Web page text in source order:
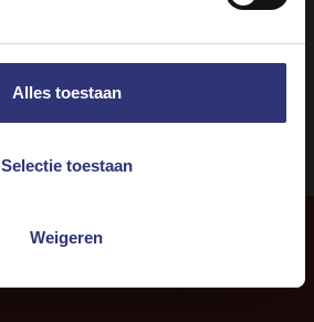
Alles toestaan
Selectie toestaan
Weigeren
Makkelijk